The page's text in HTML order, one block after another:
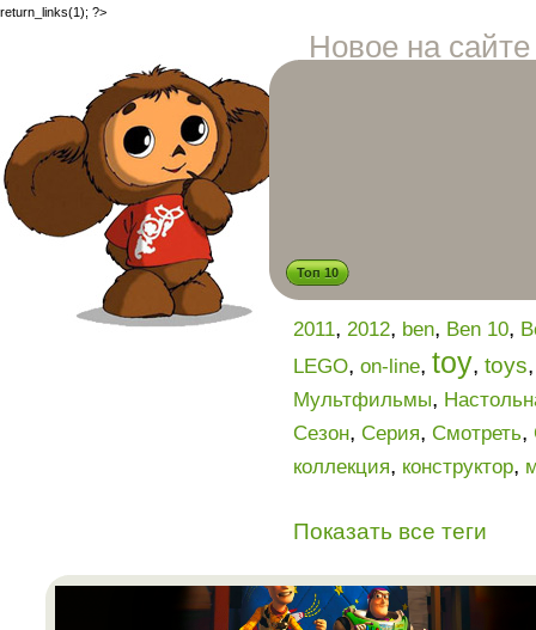
return_links(1); ?>
Новое на сайте
Топ 10
2011, 2012, ben, Ben 10,
LEGO, on-line, toy, toys
Мультфильмы,
Сезон, Серия, Смотреть,
коллекция, конструктор,
Показать все теги